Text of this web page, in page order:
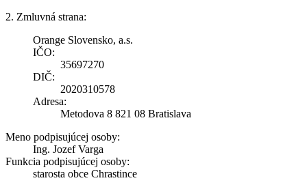
2. Zmluvná strana:
Orange Slovensko, a.s.
IČO:
35697270
DIČ:
2020310578
Adresa:
Metodova 8 821 08 Bratislava
Meno podpisujúcej osoby:
Ing. Jozef Varga
Funkcia podpisujúcej osoby:
starosta obce Chrastince